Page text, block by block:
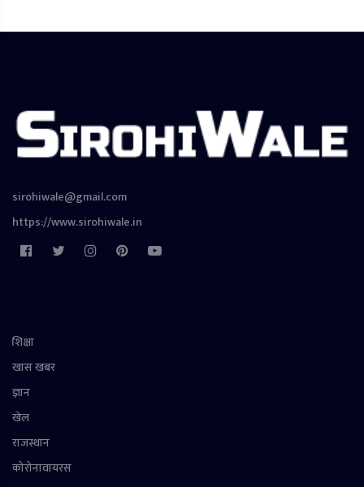
sirohiwale@gmail.com
https://www.sirohiwale.in
शिक्षा
खास खबर
ज्ञान
खेल
राजस्थान
कोरोनावायरस